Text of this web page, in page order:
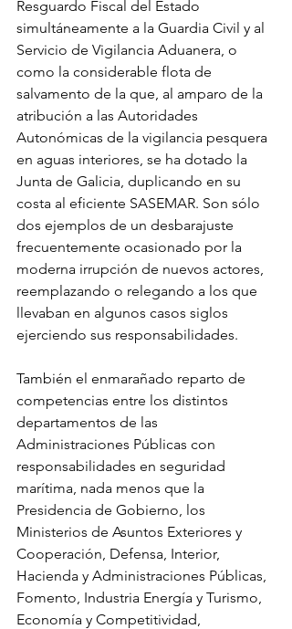
Resguardo Fiscal del Estado
simultáneamente a la Guardia Civil y al
Servicio de Vigilancia Aduanera, o
como la considerable flota de
salvamento de la que, al amparo de la
atribución a las Autoridades
Autonómicas de la vigilancia pesquera
en aguas interiores, se ha dotado la
Junta de Galicia, duplicando en su
costa al eficiente SASEMAR. Son sólo
dos ejemplos de un desbarajuste
frecuentemente ocasionado por la
moderna irrupción de nuevos actores,
reemplazando o relegando a los que
llevaban en algunos casos siglos
ejerciendo sus responsabilidades.
También el enmarañado reparto de
competencias entre los distintos
departamentos de las
Administraciones Públicas con
responsabilidades en seguridad
marítima, nada menos que la
Presidencia de Gobierno, los
Ministerios de Asuntos Exteriores y
Cooperación, Defensa, Interior,
Hacienda y Administraciones Públicas,
Fomento, Industria Energía y Turismo,
Economía y Competitividad,